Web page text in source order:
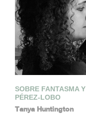
SOBRE FANTASMA
PÉREZ-LOBO
Tanya Huntington